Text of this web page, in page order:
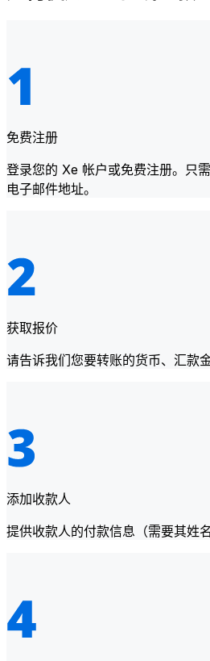
免费注册
登录您的 Xe 帐户或免费注册。只
电子邮件地址。
获取报价
请告诉我们您要转账的货币、汇款
添加收款人
提供收款人的付款信息（需要其姓